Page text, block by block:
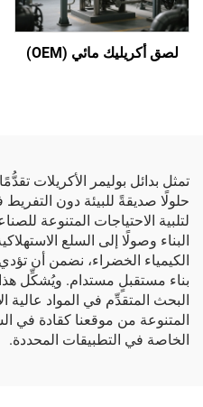
لصق أكريليك مائي (OEM)
تمثل بدائل بوليمر الأكريلات
حلولًا صديقةً للبيئة دون التفريط
لتلبية الاحتياجات المتنوعة
البناء وصولًا إلى السلع
الكيمياء الخضراء، نضمن أن تؤدي
بناء مستقبلٍ مستدام. ويُشكِّل هذا
البحث المتقدِّم في المواد عالية
المتنوعة من موقعنا كقادة في
الخاصة في التطبيقات المحددة.